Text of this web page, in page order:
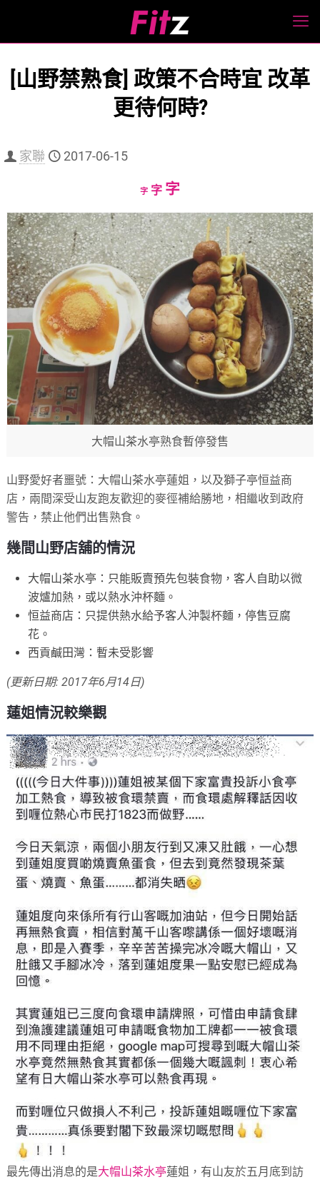
[山野禁熟食] 政策不合時宜 改革
更待何時?
家聯 2017-06-15
字Decrease
size.
字Reset
size.
字Increase
size.
大帽山茶水亭熟食暫停發售
山野愛好者噩號：大帽山茶水亭蓮姐，以及獅子亭恒益商
店，兩間深受山友跑友歡迎的麥徑補給勝地，相繼收到政府
警告，禁止他們出售熟食。
幾間山野店舖的情況
大帽山茶水亭：只能販賣預先包裝食物，客人自助以微
波爐加熱，或以熱水沖杯麵。
恒益商店：只提供熱水給予客人沖製杯麵，停售豆腐
花。
西貢鹹田灣：暫未受影響
(更新日期: 2017年6月14日)
蓮姐情況較樂觀
最先傳出消息的是大帽山茶水亭蓮姐，有山友於五月底到訪